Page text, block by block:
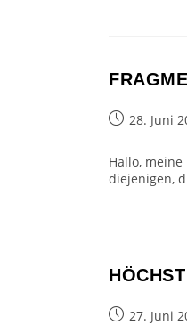
Beitrag28. Juni
Hallo,
diejenigen,
Beitrag27. Juni